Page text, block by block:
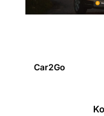
Car2Go